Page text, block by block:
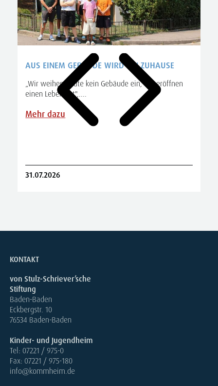
AUS EINEM GEBÄUDE WIRD EIN ZUHAUSE
„Wir weihen heute kein Gebäude ein, wir eröffnen
einen Lebensort",....
Mehr dazu
31.07.2026
KONTAKT
von Stulz-Schriever’sche
Stiftung
Baden-Baden
Eckbergstr. 10
76534 Baden-Baden
Kinder- und Jugendheim
Tel: 07221 / 975-0
Fax: 07221 / 975-180
info@kommheim.de